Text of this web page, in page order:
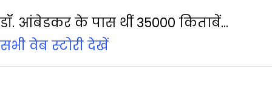
डॉ. आंबेडकर के पास थीं 35000 किताबें…
सभी वेब स्‍टोरी देखें